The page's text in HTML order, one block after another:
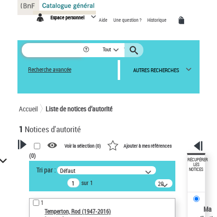
Espace personnel Aide Une question ? Historique
Tout
Recherche avancée AUTRES RECHERCHES
Accueil Liste de notices d’autorité
1 Notices d'autorité
VOTRE RECHERCHE
Recherche avancée dans les
notices d’autorité
Œuvres liées à l'auteur :
Temperton, Rod (1947-2016)
Voir la sélection (0) Ajouter à mes références
(0)
Tri par : Défaut
sur 1
20
résultats/page
1
Temperton, Rod (1947-2016)
RÉCUPÉRER
LES
NOTICES
Ma
Panneau de gestion des cookies